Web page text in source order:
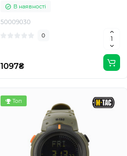
В наявності
50009030
0
1097₴
Топ